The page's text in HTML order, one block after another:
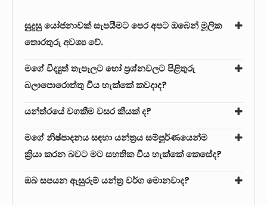
සුදුසු යෝජනාවක් සැපයීමට පෙර අපට ඔබෙන් මූලික
තොරතුරු අවශ්‍ය වේ.
මගේ විද්‍යුත් තැපෑලට හෝ ප්‍රශ්නවලට පිළිතුරු
බලාපොරොත්තු විය හැක්කේ කවදාද?
යන්ත්රයේ වගකීම වසර කීයක් ද?
මගේ නිෂ්පාදනය සඳහා යන්ත්‍රය සම්පූර්ණයෙන්ම
ක්‍රියා කරන බවට මට සහතික විය හැක්කේ කෙසේද?
ඔබ සපයන ඇසුරුම් යන්ත්‍ර වර්ග මොනවාද?